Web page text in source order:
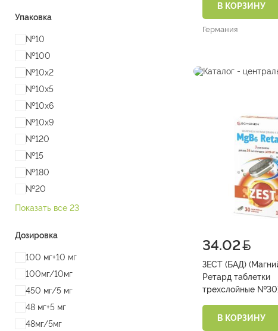
Упаковка
№10
№100
№10х2
№10х5
№10х6
№10х9
№120
№15
№180
№20
Показать все 23
Дозировка
100 мг+10 мг
100мг/10мг
450 мг/5 мг
48 мг+5 мг
48мг/5мг
В КОРЗИНУ
Германия
34.02
ЗЕСТ (БАД)
Ретард таблетки
трехслойные
В КОРЗИНУ